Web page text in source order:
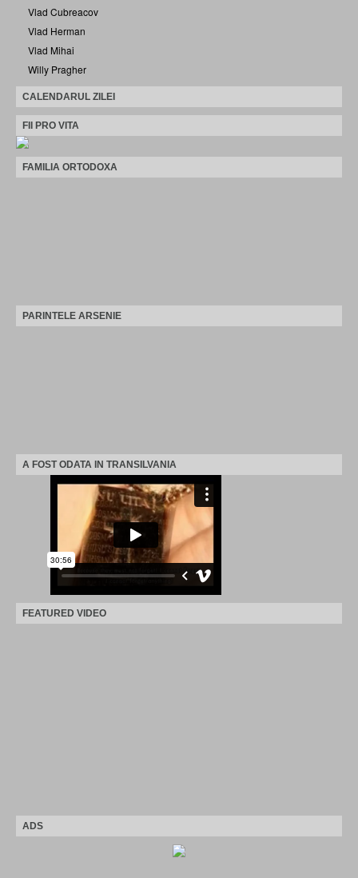
Vlad Cubreacov
Vlad Herman
Vlad Mihai
Willy Pragher
CALENDARUL ZILEI
FII PRO VITA
FAMILIA ORTODOXA
PARINTELE ARSENIE
A FOST ODATA IN TRANSILVANIA
FEATURED VIDEO
ADS